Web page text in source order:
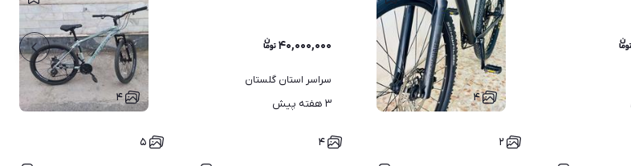
۴ ۴
۴۰,۰۰۰,۰۰۰
سراسر استان گلستان
۳ هفته پیش
۲ ۴ ۵